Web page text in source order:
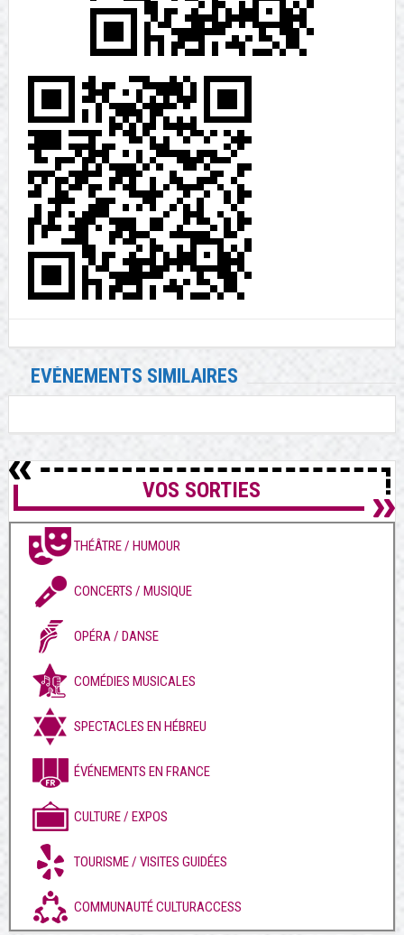
EVÉNEMENTS SIMILAIRES
VOS SORTIES
THÉÂTRE / HUMOUR
CONCERTS / MUSIQUE
OPÉRA / DANSE
COMÉDIES MUSICALES
SPECTACLES EN HÉBREU
ÉVÉNEMENTS EN FRANCE
CULTURE / EXPOS
TOURISME / VISITES GUIDÉES
COMMUNAUTÉ CULTURACCESS